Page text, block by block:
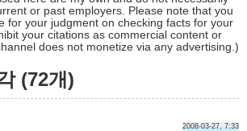
or past employers. Please note that you
for your judgment on checking facts for your
your citations as commercial content or
does not monetize via any advertising.)
(72개)
2008-03-27, 7:33